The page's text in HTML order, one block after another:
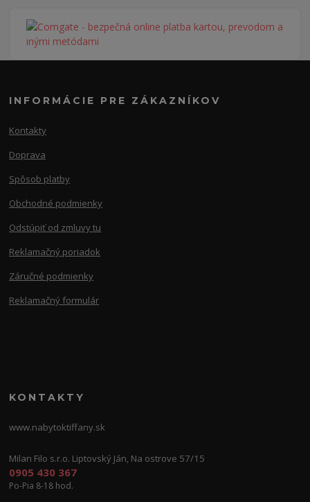
INFORMÁCIE PRE ZÁKAZNÍKOV
Kontakty
Doprava
Spôsob platby
Obchodné podmienky
Odstúpiť od zmluvy tu
Reklamačný poriadok
Záručné podmienky
Reklamačný formulár
KONTAKTY
www.nabytoktiffany.sk
Milan Filo s.r.o. Liptovský Ján, Na ostrove 57/15
0905 430 367
Po-Pia 8-18 hod.